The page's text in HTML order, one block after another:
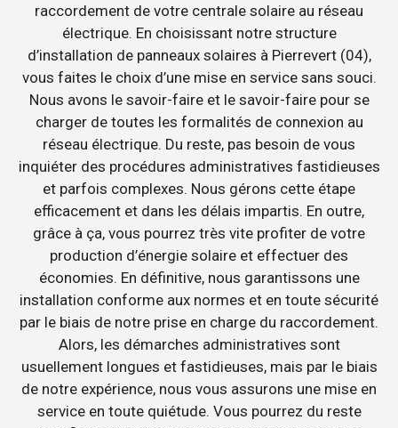
raccordement de votre centrale solaire au réseau
électrique. En choisissant notre structure
d’installation de panneaux solaires à Pierrevert (04),
vous faites le choix d’une mise en service sans souci.
Nous avons le savoir-faire et le savoir-faire pour se
charger de toutes les formalités de connexion au
réseau électrique. Du reste, pas besoin de vous
inquiéter des procédures administratives fastidieuses
et parfois complexes. Nous gérons cette étape
efficacement et dans les délais impartis. En outre,
grâce à ça, vous pourrez très vite profiter de votre
production d’énergie solaire et effectuer des
économies. En définitive, nous garantissons une
installation conforme aux normes et en toute sécurité
par le biais de notre prise en charge du raccordement.
Alors, les démarches administratives sont
usuellement longues et fastidieuses, mais par le biais
de notre expérience, nous vous assurons une mise en
service en toute quiétude. Vous pourrez du reste